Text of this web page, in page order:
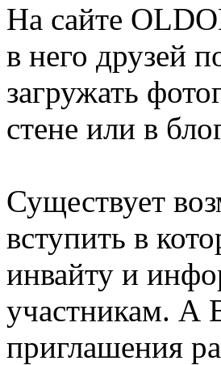
На сайте
в него друзей
загружать
стене или в
Существует
вступить в
инвайту и
участникам. А
приглашения